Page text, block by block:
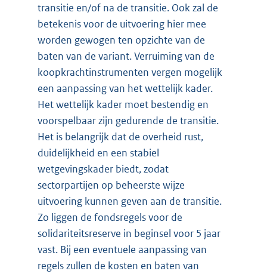
transitie en/of na de transitie. Ook zal de
betekenis voor de uitvoering hier mee
worden gewogen ten opzichte van de
baten van de variant. Verruiming van de
koopkrachtinstrumenten vergen mogelijk
een aanpassing van het wettelijk kader.
Het wettelijk kader moet bestendig en
voorspelbaar zijn gedurende de transitie.
Het is belangrijk dat de overheid rust,
duidelijkheid en een stabiel
wetgevingskader biedt, zodat
sectorpartijen op beheerste wijze
uitvoering kunnen geven aan de transitie.
Zo liggen de fondsregels voor de
solidariteitsreserve in beginsel voor 5 jaar
vast. Bij een eventuele aanpassing van
regels zullen de kosten en baten van